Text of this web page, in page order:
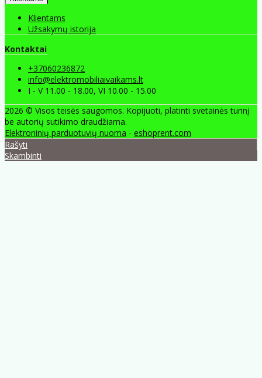
Klientams
Užsakymų istorija
Kontaktai
+37060236872
info@elektromobiliaivaikams.lt
I - V 11.00 - 18.00, VI 10.00 - 15.00
2026 © Visos teisės saugomos. Kopijuoti, platinti svetainės turinį
be autorių sutikimo draudžiama.
Elektroninių parduotuvių nuoma - eshoprent.com
Rašyti
Skambinti